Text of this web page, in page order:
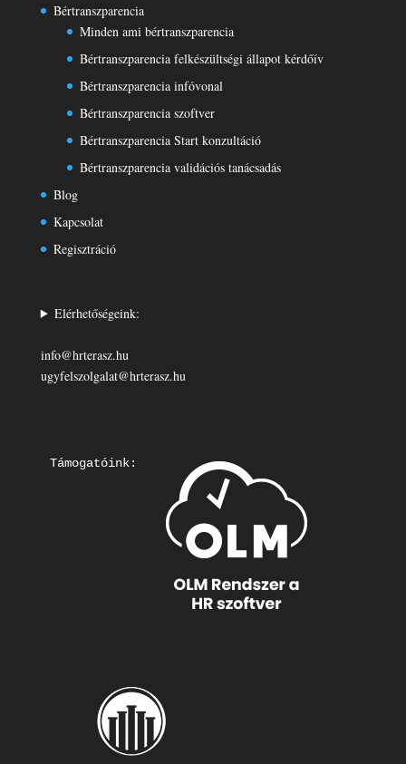
Bértranszparencia
Minden ami bértranszparencia
Bértranszparencia felkészültségi állapot kérdőív
Bértranszparencia infóvonal
Bértranszparencia szoftver
Bértranszparencia Start konzultáció
Bértranszparencia validációs tanácsadás
Blog
Kapcsolat
Regisztráció
Elérhetőségeink:
info@hrterasz.hu
ugyfelszolgalat@hrterasz.hu
Támogatóink: